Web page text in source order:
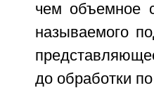
чем объемное
называемого
до обработки